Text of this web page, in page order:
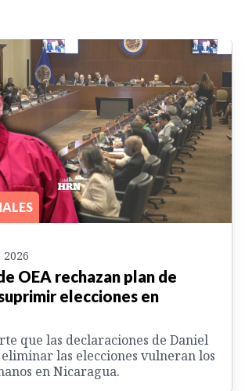
2026
OEA rechazan plan de
elecciones en
que las declaraciones de Daniel
las elecciones vulneran los
en Nicaragua.